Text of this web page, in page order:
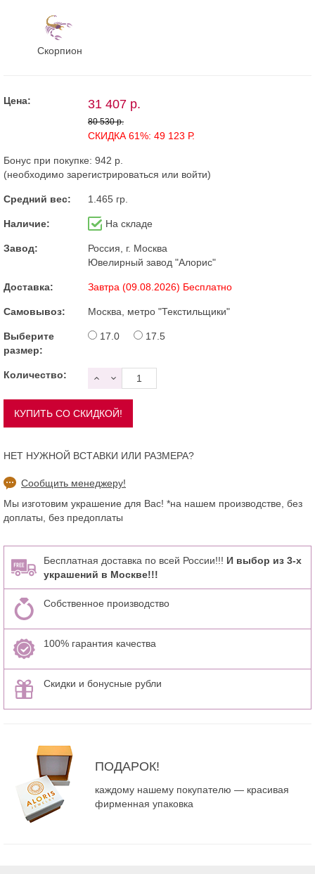
Скорпион
Цена: 31 407 р.
80 530 р.
СКИДКА 61%: 49 123 Р.
Бонус при покупке: 942 р.
(необходимо зарегистрироваться или войти)
Средний вес: 1.465 гр.
Наличие: На складе
Завод:
Россия, г. Москва
Ювелирный завод "Алорис"
Доставка: Завтра (09.08.2026) Бесплатно
Самовывоз: Москва, метро "Текстильщики"
Выберите
размер:
17.0 17.5
Количество:
НЕТ НУЖНОЙ ВСТАВКИ ИЛИ РАЗМЕРА?
Сообщить менеджеру!
Мы изготовим украшение для Вас! *на нашем производстве, без
доплаты, без предоплаты
Бесплатная доставка по всей России!!! И выбор из 3-х
украшений в Москве!!!
Собственное производство
100% гарантия качества
Скидки и бонусные рубли
ПОДАРОК!
каждому нашему покупателю — красивая
фирменная упаковка